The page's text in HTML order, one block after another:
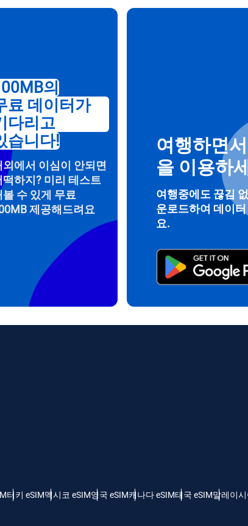
의
료 데이터가
다리고
습니다!
외에서 이심이 안되면
떡하지? 미리 테스트
볼 수 있게 무료
제공해드려요
여행하면
을 이용하
여행중에도 끊김
운로드하여 데이
요.
터키 eSIM멕시코 eSIM영국 eSIM캐나다 eSIM태국 eSIM말레이
언어 선택:
English
繁體中文
Polski
JPY - 일본 엔화 EUR
THB - 태국 밧 PHP
CAD - 캐나다 달러
OTP 전송